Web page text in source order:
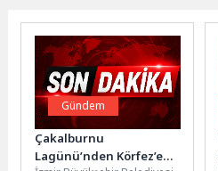
Gündem
Çakalburnu
Lagünü’nden Körfez’e